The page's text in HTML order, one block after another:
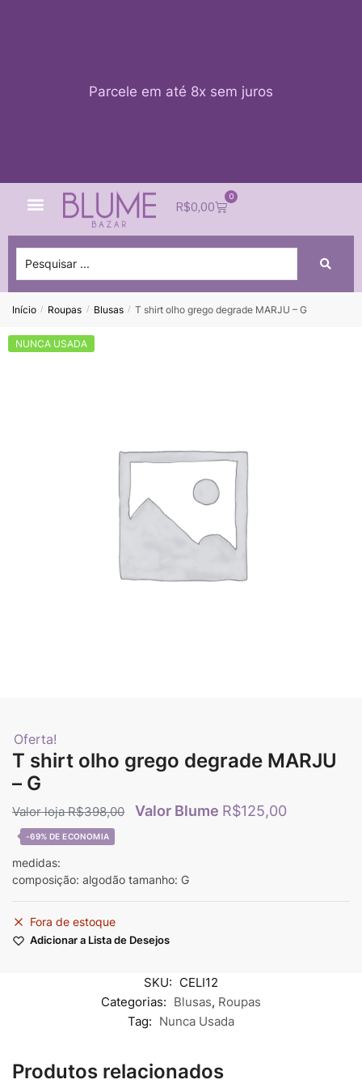
Parcele em até 8x sem juros
R$0,00
0
Início / Roupas / Blusas / T shirt olho grego degrade MARJU – G
NUNCA USADA
Oferta!
T shirt olho grego degrade MARJU
– G
R$398,00 R$125,00
-69%
medidas:
composição: algodão tamanho: G
Fora de estoque
Adicionar a Lista de Desejos
SKU: CELI12
Categorias: Blusas, Roupas
Tag: Nunca Usada
Produtos relacionados